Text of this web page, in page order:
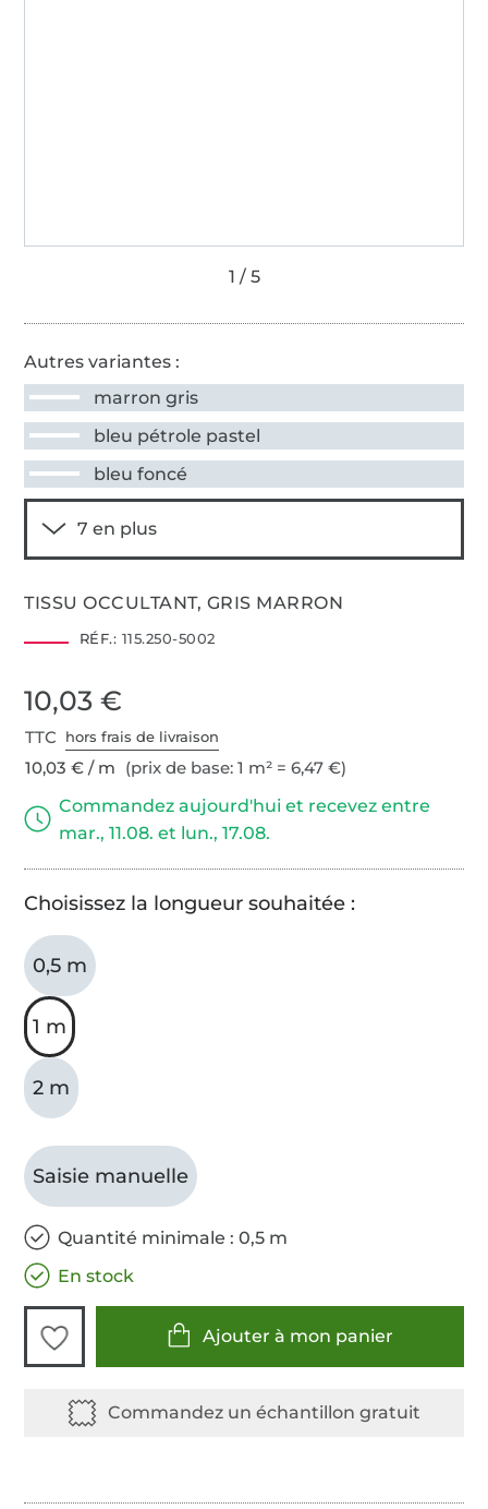
Autres variantes :
marron gris
bleu pétrole pastel
bleu foncé
TISSU OCCULTANT, GRIS MARRON
RÉF.: 115.250-5002
10,03 €
TTC hors frais de livraison
10,03 € / m (prix de base: 1 m² = 6,47 €)
Commandez aujourd'hui et recevez entre
mar., 11.08. et lun., 17.08.
Choisissez la longueur souhaitée :
0,5 m
1 m
2 m
Saisie manuelle
Quantité minimale : 0,5 m
En stock
Ajouter à mon panier